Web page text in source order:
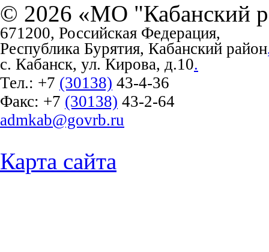
© 2026 «МО "Кабанский
671200, Российская Федерация,
Республика Бурятия, Кабанский район
с. Кабанск, ул. Кирова, д.10.
Тел.: +7 (30138) 43-4-36
Факс: +7 (30138) 43-2-64
admkab@govrb.ru
Карта сайта